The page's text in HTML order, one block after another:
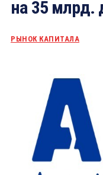
на 35 млрд.
РЫНОК КАПИТАЛА